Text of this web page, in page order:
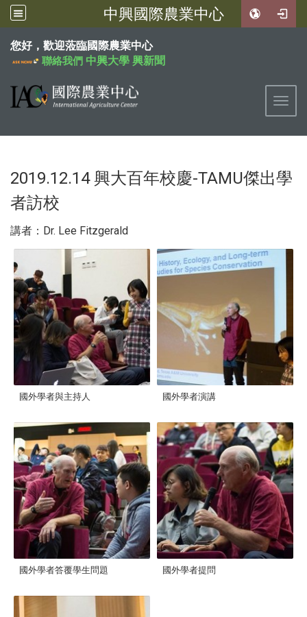
中興國際農業中心
您好，歡迎蒞臨國際農業中心
聯絡我們 中興大學 興新聞
2019.12.14 興大百年校慶-TAMU傑出學
者訪校
講者：Dr. Lee Fitzgerald
國外學者與主持人 國外學者演講
國外學者答覆學生問題 國外學者提問